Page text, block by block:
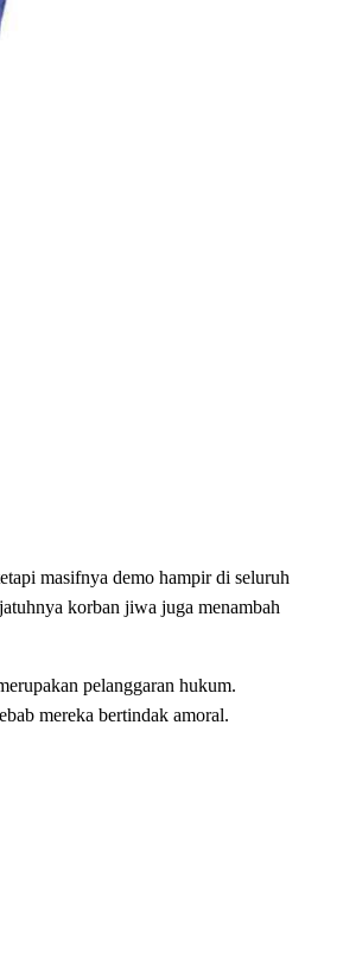
masifnya demo hampir di seluruh
korban jiwa juga menambah
pelanggaran hukum.
mereka bertindak amoral.